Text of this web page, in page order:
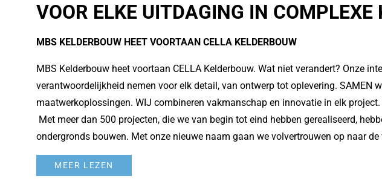
VOOR ELKE UITDAGING IN COMPLEXE
MBS KELDERBOUW HEET VOORTAAN CELLA KELDERBOUW
MBS Kelderbouw heet voortaan CELLA Kelderbouw. Wat niet verandert? Onze
verantwoordelijkheid nemen voor elk detail, van ontwerp tot oplevering. SAMEN
maatwerkoplossingen. WIJ combineren vakmanschap en innovatie in elk project.
Met meer dan 500 projecten, die we van begin tot eind hebben gerealiseerd,
ondergronds bouwen. Met onze nieuwe naam gaan we volvertrouwen op naar
MEER LEZEN